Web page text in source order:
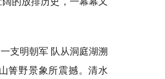
支明朝军 队从洞庭湖溯
箐野景象所震撼。清水